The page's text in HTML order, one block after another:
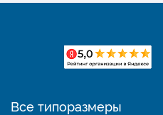
Все типоразмеры